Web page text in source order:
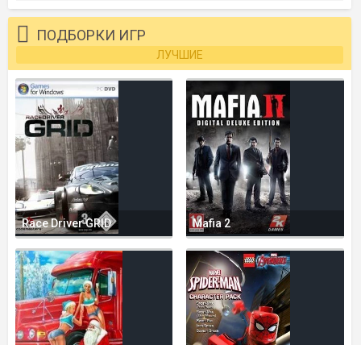
ПОДБОРКИ ИГР
ЛУЧШИЕ
Race Driver GRID Mafia 2